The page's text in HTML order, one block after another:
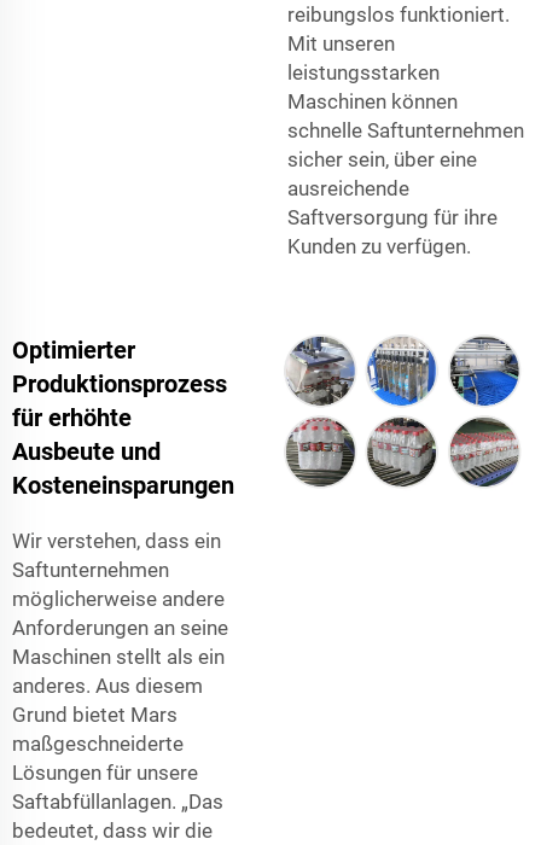
reibungslos funktioniert.
Mit unseren
leistungsstarken
Maschinen können
schnelle Saftunternehmen
sicher sein, über eine
ausreichende
Saftversorgung für ihre
Kunden zu verfügen.
Optimierter
Produktionsprozess
für erhöhte
Ausbeute und
Kosteneinsparungen
Wir verstehen, dass ein
Saftunternehmen
möglicherweise andere
Anforderungen an seine
Maschinen stellt als ein
anderes. Aus diesem
Grund bietet Mars
maßgeschneiderte
Lösungen für unsere
Saftabfüllanlagen. „Das
bedeutet, dass wir die